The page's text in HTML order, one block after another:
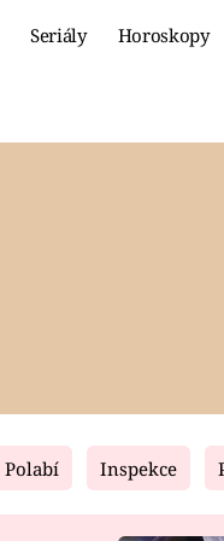
Seriály Horoskopy
Polabí Inspekce